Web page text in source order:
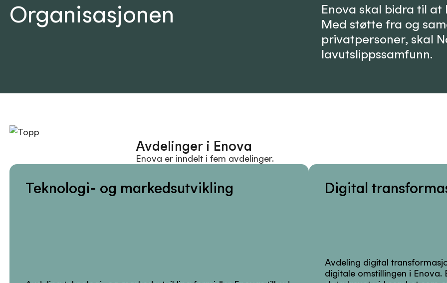
Organisasjonen
Enova skal bidra til
Med støtte fra og
privatpersoner, skal
lavutslippssamfunn.
Avdelinger i Enova
Enova er inndelt i fem avdelinger.
Teknologi- og markedsutvikling Digital
Avdeling digital
digitale omstillingen i